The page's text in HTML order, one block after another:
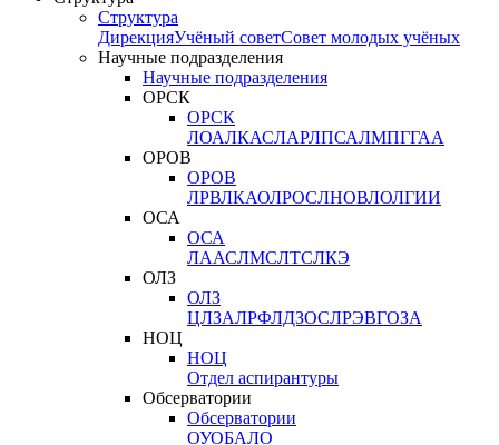
Структура
ДирекцияУчёный советСовет молодых учёных
Научные подразделения
Научные подразделения
ОРСК
ОРСК
ЛОАЛКАСЛАРЛПСАЛМПГГАА
ОРОВ
ОРОВ
ЛРВЛКАОЛРОСЛНОВЛОЛГИИ
ОСА
ОСА
ЛААСЛМСЛТСЛКЭ
ОЛЗ
ОЛЗ
ЦЛЗАЛРФЛДЗОСЛРЭВГОЗА
НОЦ
НОЦ
Отдел аспирантуры
Обсерватории
Обсерватории
ОУОБАЛО